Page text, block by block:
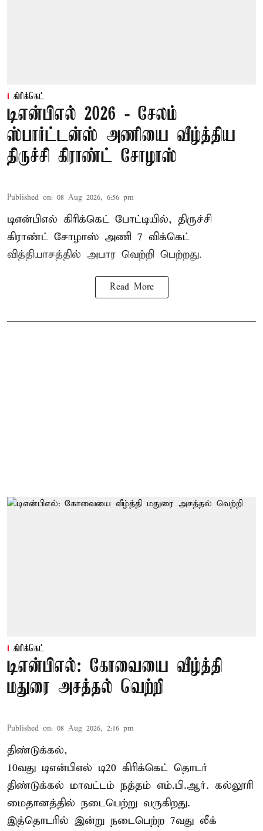
கிரிக்கெட்
டிஎன்பிஎல் 2026 - சேலம்
ஸ்பார்ட்டன்ஸ் அணியை வீழ்த்திய
திருச்சி கிராண்ட் சோழாஸ்
Published on: 08 Aug 2026, 6:56 pm
டிஎன்பிஎல் கிரிக்கெட் போட்டியில், திருச்சி
கிராண்ட் சோழாஸ் அணி 7 விக்கெட்
வித்தியாசத்தில் அபார வெற்றி பெற்றது.
Read More
கிரிக்கெட்
டிஎன்பிஎல்: கோவையை வீழ்த்தி
மதுரை அசத்தல் வெற்றி
Published on: 08 Aug 2026, 2:16 pm
திண்டுக்கல்,
10வது டிஎன்பிஎல் டி20 கிரிக்கெட் தொடர்
திண்டுக்கல் மாவட்டம் நத்தம் எம்.பி.ஆர். கல்லூரி
மைதானத்தில் நடைபெற்று வருகிறது.
இத்தொடரில் இன்று நடைபெற்ற 7வது லீக்